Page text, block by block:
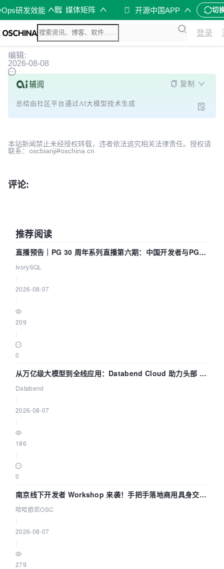
研发效能 媒体矩阵 开源中国APP 切
登录
编辑:
2026-08-08
复制
总结由社区平台通过AI大模型技术生成
本站新闻禁止未经授权转载，违者依法追究相关法律责任。授权请
联系：oscbianji#oschina.cn
评论:
推荐阅读
直播预告｜PG 30 周年系列直播第六期：中国开发者与PG内
核——我们改得动吗？我们贡献了什么？
IvorySQL
2026-08-07
209
0
从万亿级大模型到全线应用：Databend Cloud 助力头部 AI
企业构建全链路 Trace 数据管道
Databend
2026-08-07
186
0
南京线下开发者 Workshop 来袭！手把手落地商用具身交互
智能 Agent 应用
哈哈欧尼OSC
2026-08-07
279